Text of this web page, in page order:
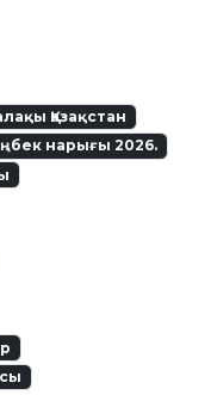
Қазақстан
нарығы 2026.